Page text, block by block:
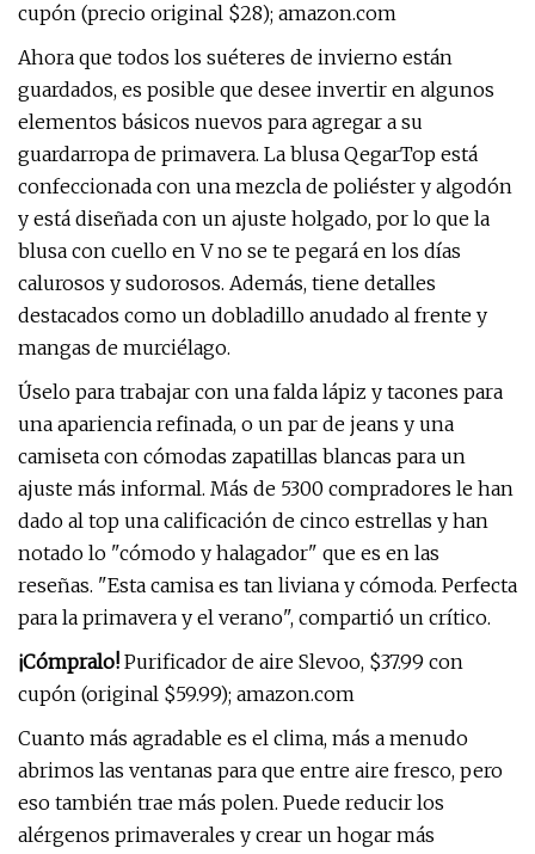
cupón (precio original $28); amazon.com
Ahora que todos los suéteres de invierno están
guardados, es posible que desee invertir en algunos
elementos básicos nuevos para agregar a su
guardarropa de primavera. La blusa QegarTop está
confeccionada con una mezcla de poliéster y algodón
y está diseñada con un ajuste holgado, por lo que la
blusa con cuello en V no se te pegará en los días
calurosos y sudorosos. Además, tiene detalles
destacados como un dobladillo anudado al frente y
mangas de murciélago.
Úselo para trabajar con una falda lápiz y tacones para
una apariencia refinada, o un par de jeans y una
camiseta con cómodas zapatillas blancas para un
ajuste más informal. Más de 5300 compradores le han
dado al top una calificación de cinco estrellas y han
notado lo "cómodo y halagador" que es en las
reseñas. "Esta camisa es tan liviana y cómoda. Perfecta
para la primavera y el verano", compartió un crítico.
¡Cómpralo! Purificador de aire Slevoo, $37.99 con
cupón (original $59.99); amazon.com
Cuanto más agradable es el clima, más a menudo
abrimos las ventanas para que entre aire fresco, pero
eso también trae más polen. Puede reducir los
alérgenos primaverales y crear un hogar más